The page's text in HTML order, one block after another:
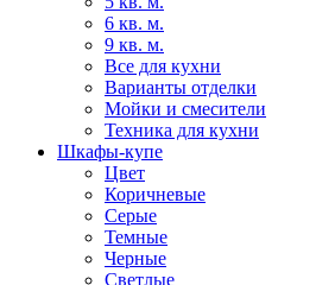
6 кв. м.
9 кв. м.
Все для кухни
Варианты отделки
Мойки и смесители
Техника для кухни
Шкафы-купе
Цвет
Коричневые
Серые
Темные
Черные
Светлые